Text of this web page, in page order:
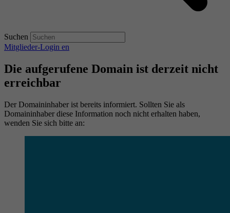
Suchen
Mitglieder-Login en
Die aufgerufene Domain ist derzeit nicht
erreichbar
Der Domaininhaber ist bereits informiert. Sollten Sie als
Domaininhaber diese Information noch nicht erhalten haben,
wenden Sie sich bitte an: